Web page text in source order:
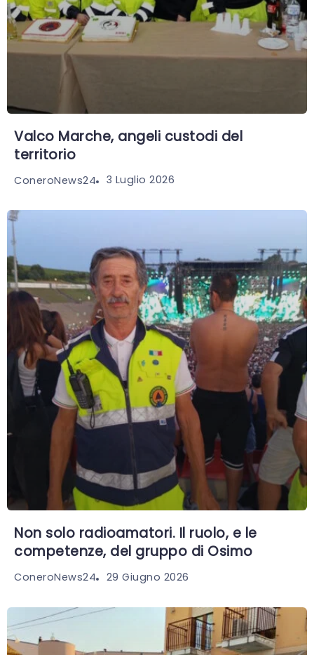
Valco Marche, angeli custodi del
territorio
ConeroNews24 3 Luglio 2026
Non solo radioamatori. Il ruolo, e le
competenze, del gruppo di Osimo
ConeroNews24 29 Giugno 2026